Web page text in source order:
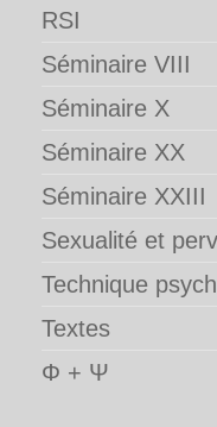
RSI
Séminaire VIII
Séminaire X
Séminaire XX
Séminaire XXIII
Sexualité et
Technique
Textes
Φ + Ψ